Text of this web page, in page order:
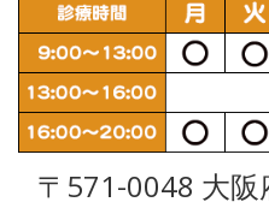
〒571-0048 大